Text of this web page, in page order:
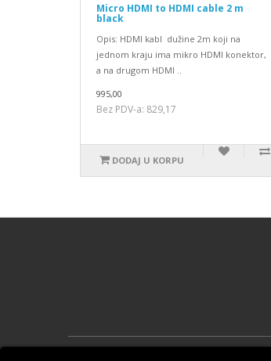
Micro HDMI to HDMI cable 2 m
black
Opis: HDMI kabl dužine 2m koji na
jednom kraju ima mikro HDMI konektor,
a na drugom HDMI ..
995,00
Bez PDV-a: 829,17
DODAJ U KORPU